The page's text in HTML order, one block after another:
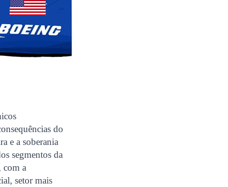
do
e a soberania
segmentos da
com a
setor mais